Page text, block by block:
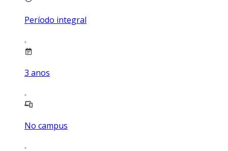
Período integral
3 anos
No campus